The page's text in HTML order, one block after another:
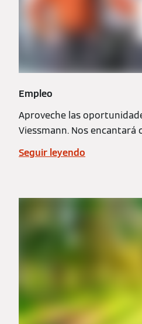
Empleo
Aproveche las
Viessmann. Nos encantará
Seguir leyendo